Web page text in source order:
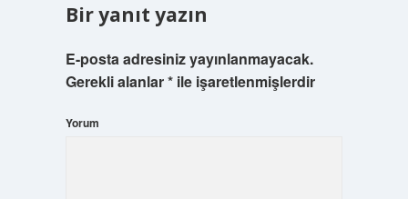
Bir yanıt yazın
E-posta adresiniz yayınlanmayacak.
Gerekli alanlar*ile işaretlenmişlerdir
Yorum